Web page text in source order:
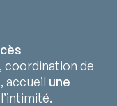
, coordination de
, accueil une